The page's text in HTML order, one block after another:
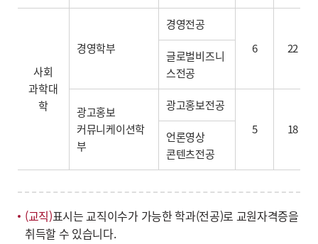
사회
과학대
학
경영학부
경영전공
6
22
글로벌비즈니
스전공
광고홍보
커뮤니케이션학
부
광고홍보전공
5
18
언론영상
콘텐츠전공
(교직)표시는 교직이수가 가능한 학과(전공)로 교원자격증을
취득할 수 있습니다.